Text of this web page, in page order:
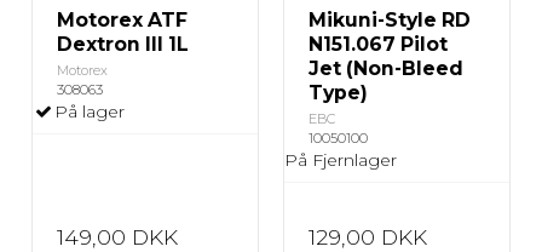
Motorex ATF
Dextron III 1L
Motorex
308063
På lager
149,00 DKK
Mikuni-Style RD
N151.067 Pilot
Jet (Non-Bleed
Type)
EBC
10050100
På Fjernlager
129,00 DKK